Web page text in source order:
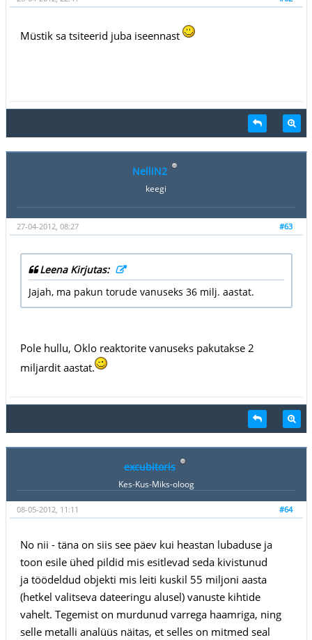
Müstik sa tsiteerid juba iseennast
NelliN2
keegi
#63
27-04-2012, 08:27
Leena Kirjutas:
Jajah, ma pakun torude vanuseks 36 milj. aastat.
Pole hullu, Oklo reaktorite vanuseks pakutakse 2
miljardit aastat.
excubitoris
Kes-Kus-Miks-oloog
#64
08-05-2012, 11:11
No nii - täna on siis see päev kui heastan lubaduse ja
toon esile ühed pildid mis esitlevad seda kivistunud
ja töödeldud objekti mis leiti kuskil 55 miljoni aasta
(hetkel valitseva dateeringu alusel) vanuste kihtide
vahelt. Tegemist on murdunud varrega haamriga, ning
selle metalli analüüs näitas, et selles on mitmed seal